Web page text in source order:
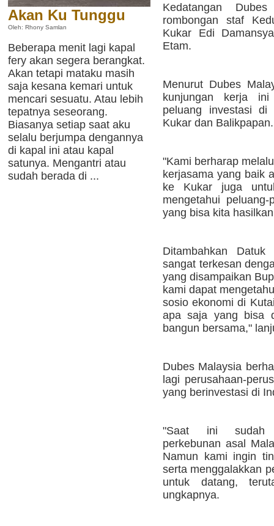
Akan Ku Tunggu
Oleh: Rhony Samlan
Beberapa menit lagi kapal
fery akan segera berangkat.
Akan tetapi mataku masih
saja kesana kemari untuk
mencari sesuatu. Atau lebih
tepatnya seseorang.
Biasanya setiap saat aku
selalu berjumpa dengannya
di kapal ini atau kapal
satunya. Mengantri atau
sudah berada di ...
Kedatangan
rombongan staf
Kukar Edi
Etam.
Menurut Dubes
kunjungan kerja ini
peluang investasi di
Kukar dan Balikpapan.
"Kami berharap
kerjasama yang baik
ke Kukar juga
mengetahui
yang bisa kita
Ditambahkan
sangat terkesan
yang disampaikan
kami dapat
sosio ekonomi di
apa saja yang bisa
bangun bersama,"
Dubes Malaysia
lagi perusahaan-
yang berinvestasi di
"Saat ini sudah
perkebunan asal
Namun kami ingin
serta menggalakkan
untuk datang,
ungkapnya.